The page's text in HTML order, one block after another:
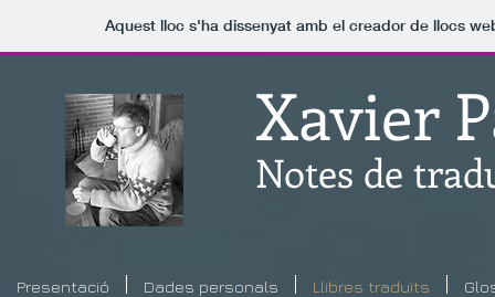
Aquest lloc s'ha dissenyat amb el creador de llocs
Xavier
Notes de
Presentació Dades personals Llibres traduïts